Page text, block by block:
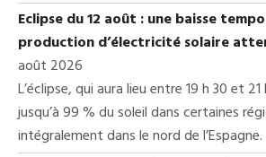
Eclipse du 12 août : une baisse
production d’électricité solaire
août 2026
L’éclipse, qui aura lieu entre 19 h 30 et
jusqu’à 99 % du soleil dans certaines
intégralement dans le nord de l’Espagne.